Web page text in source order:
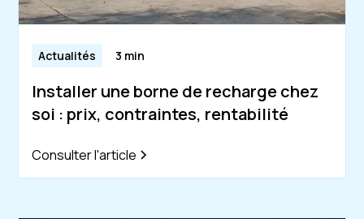
Actualités 3 min
Installer une borne de recharge chez
soi : prix, contraintes, rentabilité
Consulter l'article